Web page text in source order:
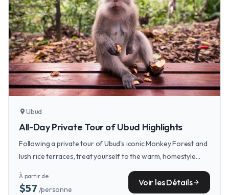
location_on Ubud
All-Day Private Tour of Ubud Highlights
Following a private tour of Ubud's iconic Monkey Forest and
lush rice terraces, treat yourself to the warm, homestyle
À partir de
$57 /personne
Voir les Détailsarrow_forward